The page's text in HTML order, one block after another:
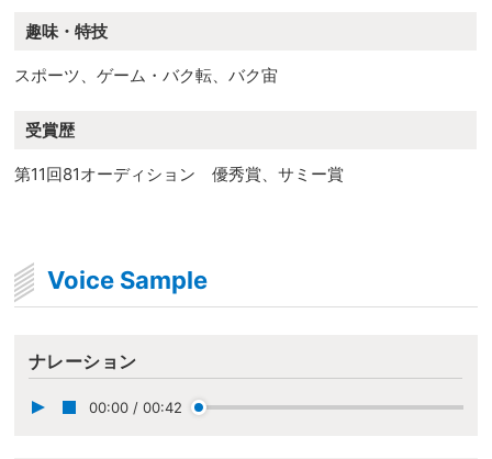
趣味・特技
スポーツ、ゲーム・バク転、バク宙
受賞歴
第11回81オーディション 優秀賞、サミー賞
Voice Sample
ナレーション
00:00 / 00:42